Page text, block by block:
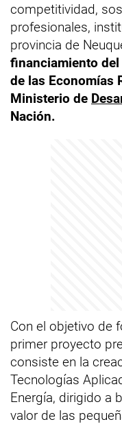
competitividad,
profesionales,
provincia de
financiamiento
de las Economías
Ministerio de
Nación.
Con el objetivo de
primer proyecto
consiste en la
Tecnologías
Energía, dirigido a
valor de las